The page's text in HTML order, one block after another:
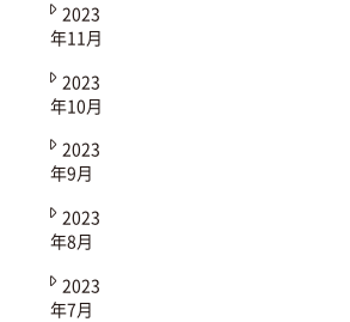
2023
年11月
2023
年10月
2023
年9月
2023
年8月
2023
年7月